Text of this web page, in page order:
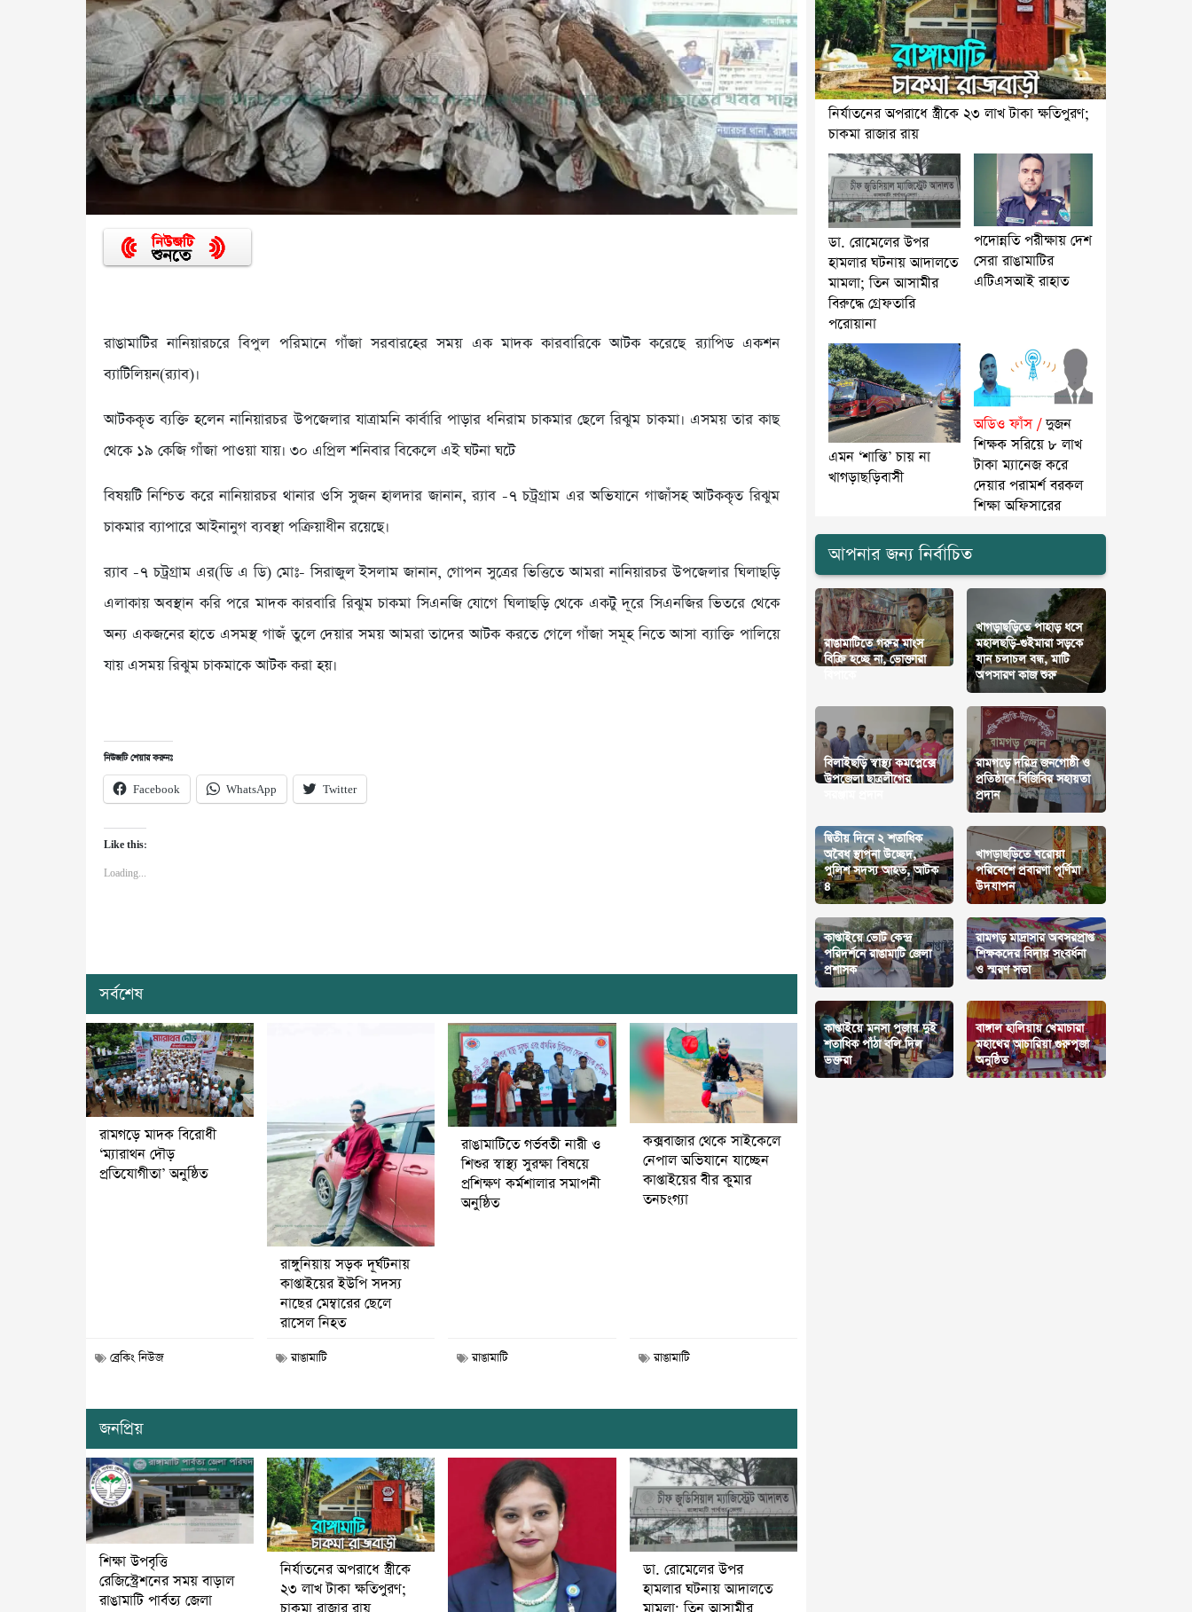
রাঙামাটির নানিয়ারচরে বিপুল পরিমানে গাঁজা সরবারহের সময় এক মাদক কারবারিকে আটক করেছে র‍্যাপিড একশন
ব্যাটিলিয়ন(র‍্যাব)।
আটককৃত ব্যক্তি হলেন নানিয়ারচর উপজেলার যাত্রামনি কার্বারি পাড়ার ধনিরাম চাকমার ছেলে রিঝুম চাকমা। এসময় তার কাছ
থেকে ১৯ কেজি গাঁজা পাওয়া যায়। ৩০ এপ্রিল শনিবার বিকেলে এই ঘটনা ঘটে
বিষয়টি নিশ্চিত করে নানিয়ারচর থানার ওসি সুজন হালদার জানান, র‍্যাব -৭ চট্রগ্রাম এর অভিযানে গাজাঁসহ আটককৃত রিঝুম
চাকমার ব্যাপারে আইনানুগ ব্যবস্থা পক্রিয়াধীন রয়েছে।
র‍্যাব -৭ চট্রগ্রাম এর(ডি এ ডি) মোঃ- সিরাজুল ইসলাম জানান, গোপন সুত্রের ভিত্তিতে আমরা নানিয়ারচর উপজেলার ঘিলাছড়ি
এলাকায় অবস্থান করি পরে মাদক কারবারি রিঝুম চাকমা সিএনজি যোগে ঘিলাছড়ি থেকে একটু দূরে সিএনজির ভিতরে থেকে
অন্য একজনের হাতে এসমস্থ গাজঁ তুলে দেয়ার সময় আমরা তাদের আটক করতে গেলে গাঁজা সমূহ নিতে আসা ব্যাক্তি পালিয়ে
যায় এসময় রিঝুম চাকমাকে আটক করা হয়।
নিউজটি শেয়ার করুনঃ
Facebook WhatsApp Twitter
Like this:
Loading...
সর্বশেষ
রামগড়ে মাদক বিরোধী
‘ম্যারাথন দৌড়
প্রতিযোগীতা’ অনুষ্ঠিত
ব্রেকিং নিউজ
রাঙ্গুনিয়ায় সড়ক দূর্ঘটনায়
কাপ্তাইয়ের ইউপি সদস্য
নাছের মেম্বারের ছেলে
রাসেল নিহত
রাঙামাটি
রাঙামাটিতে গর্ভবতী নারী ও
শিশুর স্বাস্থ্য সুরক্ষা বিষয়ে
প্রশিক্ষণ কর্মশালার সমাপনী
অনুষ্ঠিত
রাঙামাটি
কক্সবাজার থেকে সাইকেলে
নেপাল অভিযানে যাচ্ছেন
কাপ্তাইয়ের বীর কুমার
তনচংগ্যা
রাঙামাটি
জনপ্রিয়
শিক্ষা উপবৃত্তি
রেজিস্ট্রেশনের সময় বাড়াল
রাঙামাটি পার্বত্য জেলা
নির্যাতনের অপরাধে স্ত্রীকে
২৩ লাখ টাকা ক্ষতিপুরণ;
ডা. রোমেলের উপর
হামলার ঘটনায় আদালতে
নির্যাতনের অপরাধে স্ত্রীকে ২৩ লাখ টাকা ক্ষতিপুরণ;
চাকমা রাজার রায়
ডা. রোমেলের উপর
হামলার ঘটনায় আদালতে
মামলা; তিন আসামীর
বিরুদ্ধে গ্রেফতারি
পরোয়ানা
পদোন্নতি পরীক্ষায় দেশ
সেরা রাঙামাটির
এটিএসআই রাহাত
এমন ‘শান্তি’ চায় না
খাগড়াছড়িবাসী
অডিও ফাঁস /দুজন
শিক্ষক সরিয়ে ৮ লাখ
টাকা ম্যানেজ করে
দেয়ার পরামর্শ বরকল
শিক্ষা অফিসারের
আপনার জন্য নির্বাচিত
রাঙামাটিতে গরুর মাংস
বিক্রি হচ্ছে না, ভোক্তারা
খাগড়াছড়িতে পাহাড় ধসে
মহালছড়ি-গুইমারা সড়কে
যান চলাচল বন্ধ, মাটি
অপসারণ কাজ শুরু
বিলাইছড়ি স্বাস্থ্য কমপ্লেক্সে
উপজেলা ছাত্রলীগের
রামগড়ে দরিদ্র জনগোষ্ঠী ও
প্রতিষ্ঠানে বিজিবির সহায়তা
প্রদান
দ্বিতীয় দিনে ২ শতাধিক
অবৈধ স্থাপনা উচ্ছেদ,
পুলিশ সদস্য আহত, আটক
৪
খাগড়াছড়িতে ঘরোয়া
পরিবেশে প্রবারণা পূর্ণিমা
উদযাপন
কাপ্তাইয়ে ভোট কেন্দ্র
পরিদর্শনে রাঙামাটি জেলা
প্রশাসক
রামগড় মাদ্রাসার অবসরপ্রাপ্ত
শিক্ষকদের বিদায় সংবর্ধনা
ও স্মরণ সভা
কাপ্তাইয়ে মনসা পুজায় দুই
শতাধিক পাঁঠা বলি দিল
ভক্তরা
বাঙ্গাল হালিয়ায় খেমাচারা
মহাথের আচারিয়া গুরুপূজা
অনুষ্ঠিত